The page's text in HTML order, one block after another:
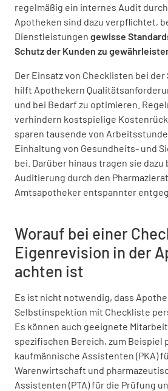
regelmäßig ein internes Audit
Apotheken sind dazu verpflichtet,
Dienstleistungen gewisse
Schutz der Kunden zu
Der Einsatz von Checklisten bei
hilft Apothekern
und bei Bedarf zu optimieren.
verhindern kostspielige
sparen tausende von
Einhaltung von Gesundheits- und
bei. Darüber hinaus tragen sie
Auditierung durch den
Amtsapotheker entspannter
Worauf bei einer
Eigenrevision in der
achten ist
Es ist nicht notwendig, dass
Selbstinspektion mit Checkliste
Es können auch geeignete
spezifischen Bereich, zum Beispiel
kaufmännische Assistenten (PKA)
Warenwirtschaft und
Assistenten (PTA) für die Prüfung